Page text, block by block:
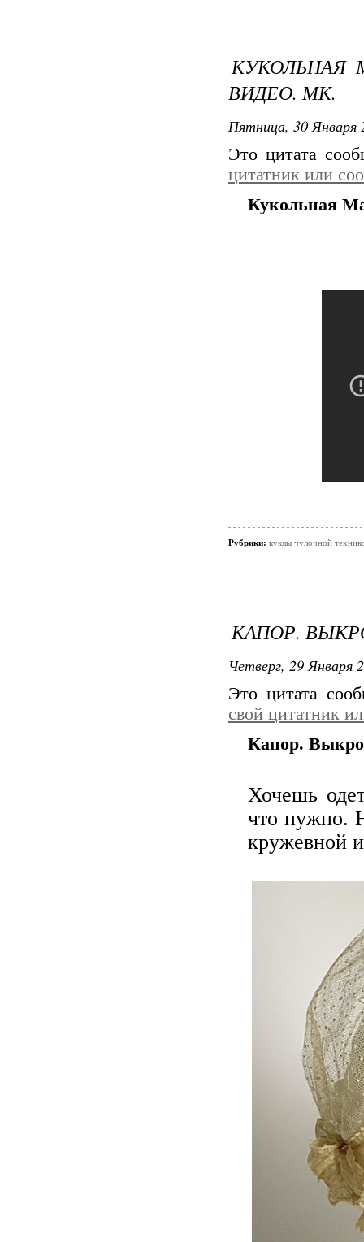
КУКОЛЬНАЯ
ВИДЕО. МК.
Пятница, 30 Января
Это цитата
цитатник или
Кукольная
Рубрики: куклы чулочной
КАПОР.
Четверг, 29 Января
Это цитата
свой цитатник
Капор.
Хочешь
что нужно.
кружевной